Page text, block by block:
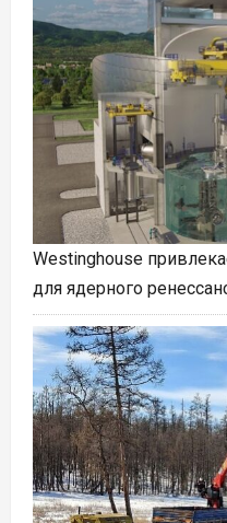
Westinghouse
для ядерного